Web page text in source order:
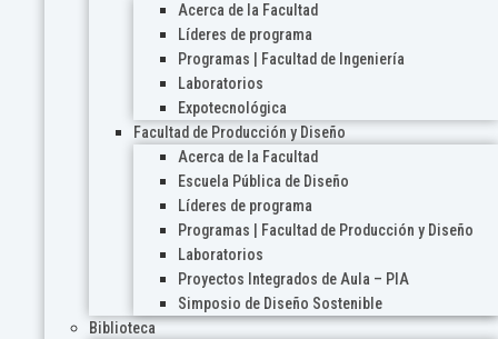
Acerca de la Facultad
Líderes de programa
Programas | Facultad de Ingeniería
Laboratorios
Expotecnológica
Facultad de Producción y Diseño
Acerca de la Facultad
Escuela Pública de Diseño
Líderes de programa
Programas | Facultad de Producción y Diseño
Laboratorios
Proyectos Integrados de Aula – PIA
Simposio de Diseño Sostenible
Biblioteca